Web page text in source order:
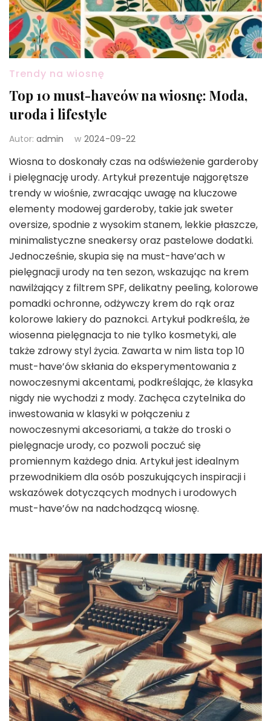
Trendy na wiosnę
Top 10 must-haveów na wiosnę: Moda,
uroda i lifestyle
Autor: admin w 2024-09-22
Wiosna to doskonały czas na odświeżenie garderoby
i pielęgnację urody. Artykuł prezentuje najgorętsze
trendy w wiośnie, zwracając uwagę na kluczowe
elementy modowej garderoby, takie jak sweter
oversize, spodnie z wysokim stanem, lekkie płaszcze,
minimalistyczne sneakersy oraz pastelowe dodatki.
Jednocześnie, skupia się na must-have’ach w
pielęgnacji urody na ten sezon, wskazując na krem
nawilżający z filtrem SPF, delikatny peeling, kolorowe
pomadki ochronne, odżywczy krem do rąk oraz
kolorowe lakiery do paznokci. Artykuł podkreśla, że
wiosenna pielęgnacja to nie tylko kosmetyki, ale
także zdrowy styl życia. Zawarta w nim lista top 10
must-have’ów skłania do eksperymentowania z
nowoczesnymi akcentami, podkreślając, że klasyka
nigdy nie wychodzi z mody. Zachęca czytelnika do
inwestowania w klasyki w połączeniu z
nowoczesnymi akcesoriami, a także do troski o
pielęgnacje urody, co pozwoli poczuć się
promiennym każdego dnia. Artykuł jest idealnym
przewodnikiem dla osób poszukujących inspiracji i
wskazówek dotyczących modnych i urodowych
must-have’ów na nadchodzącą wiosnę.